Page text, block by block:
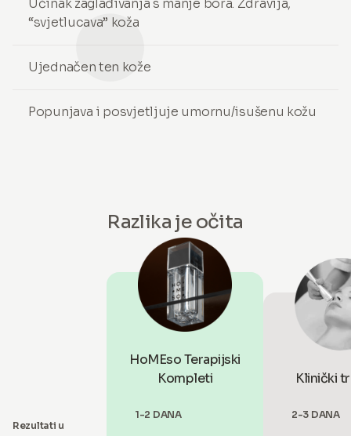
Učinak zaglađivanja s manje bora. Zdravija,
“svjetlucava” koža
Ujednačen ten kože
Popunjava i posvjetljuje umornu/isušenu kožu
Razlika je očita
Rezultati u
HoMEso Terapijski
Kompleti
1-2 DANA
Klinički
2-3 DANA